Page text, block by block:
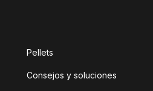
Pellets
Consejos y soluciones